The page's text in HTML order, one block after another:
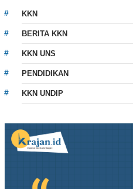
KKN
BERITA KKN
KKN UNS
PENDIDIKAN
KKN UNDIP